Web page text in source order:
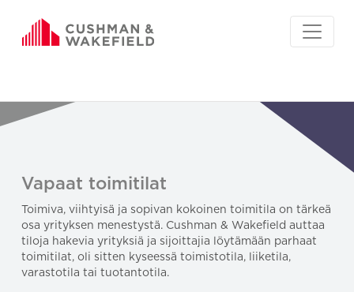
Vapaat toimitilat
Toimiva, viihtyisä ja sopivan kokoinen toimitila on tärkeä
osa yrityksen menestystä. Cushman & Wakefield auttaa
tiloja hakevia yrityksiä ja sijoittajia löytämään parhaat
toimitilat, oli sitten kyseessä toimistotila, liiketila,
varastotila tai tuotantotila.